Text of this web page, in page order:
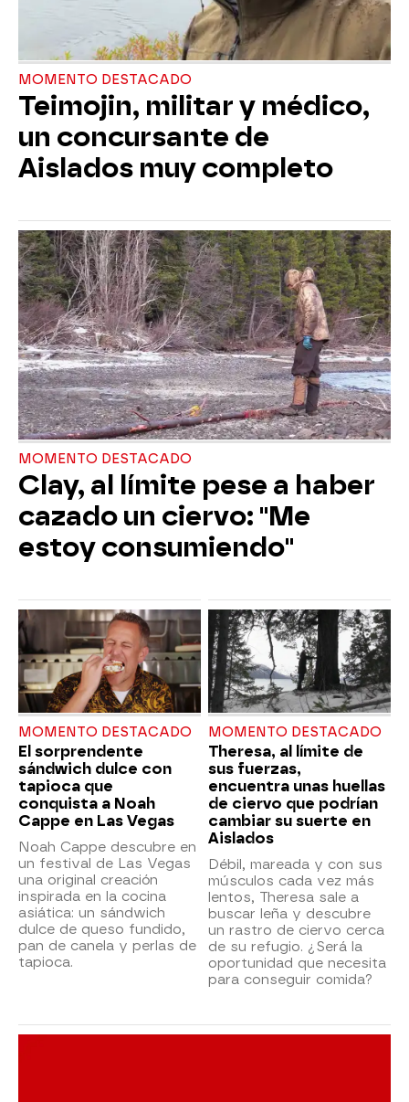
MOMENTO DESTACADO
Teimojin, militar y médico,
un concursante de
Aislados muy completo
MOMENTO DESTACADO
Clay, al límite pese a haber
cazado un ciervo: "Me
estoy consumiendo"
MOMENTO DESTACADO
El sorprendente
sándwich dulce con
tapioca que
conquista a Noah
Cappe en Las Vegas
Noah Cappe descubre en
un festival de Las Vegas
una original creación
inspirada en la cocina
asiática: un sándwich
dulce de queso fundido,
pan de canela y perlas de
tapioca.
MOMENTO DESTACADO
Theresa, al límite de
sus fuerzas,
encuentra unas huellas
de ciervo que podrían
cambiar su suerte en
Aislados
Débil, mareada y con sus
músculos cada vez más
lentos, Theresa sale a
buscar leña y descubre
un rastro de ciervo cerca
de su refugio. ¿Será la
oportunidad que necesita
para conseguir comida?